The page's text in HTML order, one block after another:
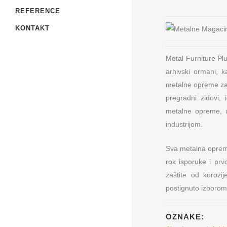
REFERENCE
KONTAKT
Metal Furniture
arhivski ormani,
metalne opreme
pregradni zidovi,
metalne opreme,
industrijom.
Sva metalna
rok isporuke i
zaštite od
postignuto
OZNAKE:
Metal Furniture
Beograd
Prodaja i